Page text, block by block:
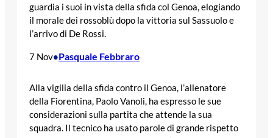
guardia i suoi in vista della sfida col Genoa, elogiando
il morale dei rossoblù dopo la vittoria sul Sassuolo e
l’arrivo di De Rossi.
7 Nov•Pasquale Febbraro
Alla vigilia della sfida contro il Genoa, l’allenatore
della Fiorentina, Paolo Vanoli, ha espresso le sue
considerazioni sulla partita che attende la sua
squadra. Il tecnico ha usato parole di grande rispetto